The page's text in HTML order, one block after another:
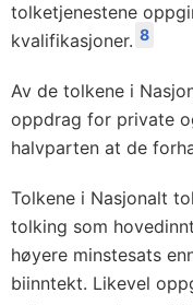
tolketjenestene
kvalifikasjoner. 8
Av de tolkene i
oppdrag for private
halvparten at de
Tolkene i Nasjonalt
tolking som
høyere minstesats
biinntekt. Likevel